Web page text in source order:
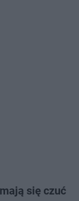
się czuć